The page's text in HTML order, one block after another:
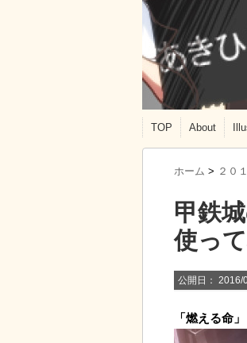
TOP About
ホーム > ２０
甲鉄
使っ
公開日： 2016/
「燃える命」